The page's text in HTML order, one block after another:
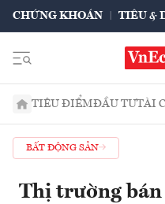
CHỨNG KHOÁN TIÊU &
TIÊU ĐIỂMĐẦU TƯTÀI
BẤT ĐỘNG SẢN
Thị trường